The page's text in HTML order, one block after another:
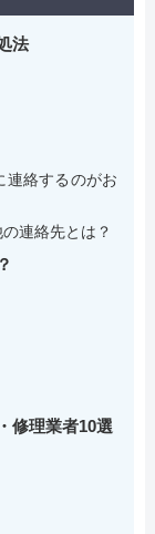
法
連絡するのがお
連絡先とは？
修理業者10選